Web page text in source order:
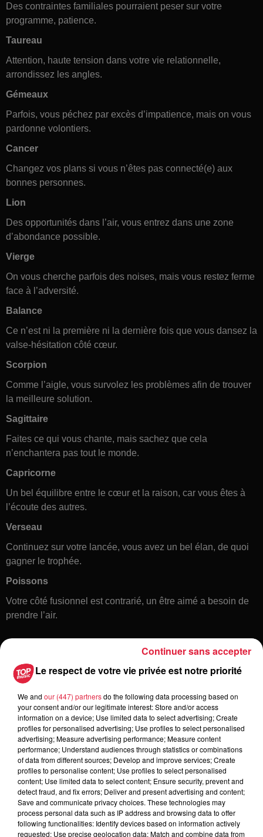
Des contraintes familiales pourraient peser sur votre
programme, patience.
Taureau
Attention, haute tension dans votre vie relationnelle,
arrondissez les angles.
Gémeaux
Parfois, vous péchez par excès d’impatience, mais on vous
pardonne volontiers.
Cancer
Changez vos plans si vous n’êtes pas connecté(e) aux
bonnes personnes.
Lion
Des opportunités dans l’air, vous entrez dans une zone
d’abondance possible.
Vierge
On vous cherche parfois des noises, mais vous restez ferme
face à l’adversité.
Balance
Ce n’est ni la première ni la dernière fois que vous dansez la
valse-hésitation côté cœur.
Scorpion
Comme l’aigle, vous survolez les problèmes afin de trouver
la meilleure solution.
Sagittaire
Faites ce qui vous chante, mais sachez que cela
n’enchantera pas tout le monde.
Capricorne
Un bel équilibre entre le cœur et la raison, car vous êtes à
l’écoute des autres.
Verseau
Continuez sur votre lancée, vous avez un bel élan, de quoi
gagner le trophée.
Poissons
Votre côté fusionnel est contrarié, un être aimé a besoin de
prendre l’air.
Toute l'actu
6 août 2026
À Hoerdt, de l’eau brune sort des
robinets
Le respect de votre vie privée est notre priorité
We and our (447) partnersdo the following data processing based on
your consent and/or our legitimate interest: Store and/or access
information on a device; Use limited data to select advertising; Create
profiles for personalised advertising; Use profiles to select personalised
advertising; Measure advertising performance; Measure content
performance; Understand audiences through statistics or combinations
of data from different sources; Develop and improve services; Create
profiles to personalise content; Use profiles to select personalised
content; Use limited data to select content; Ensure security, prevent and
detect fraud, and fix errors; Deliver and present advertising and content;
Save and communicate privacy choices. These technologies may
process personal data such as IP address and browsing data to offer
following functionalities: Identify devices based on information actively
requested; Use precise geolocation data; Match and combine data from
Continuer sans accepter